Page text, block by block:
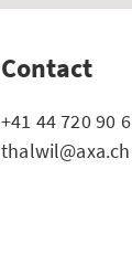
Contact
+41 44 720 90
thalwil@axa.ch